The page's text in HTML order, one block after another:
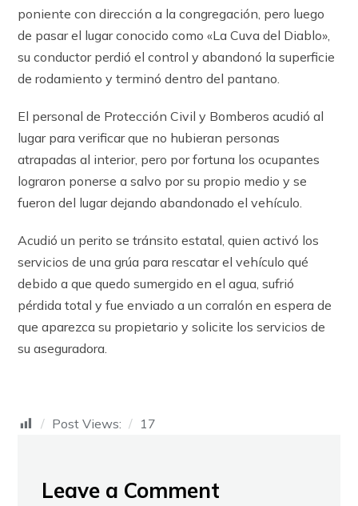
poniente con dirección a la congregación, pero luego
de pasar el lugar conocido como «La Cuva del Diablo»,
su conductor perdió el control y abandonó la superficie
de rodamiento y terminó dentro del pantano.
El personal de Protección Civil y Bomberos acudió al
lugar para verificar que no hubieran personas
atrapadas al interior, pero por fortuna los ocupantes
lograron ponerse a salvo por su propio medio y se
fueron del lugar dejando abandonado el vehículo.
Acudió un perito se tránsito estatal, quien activó los
servicios de una grúa para rescatar el vehículo qué
debido a que quedo sumergido en el agua, sufrió
pérdida total y fue enviado a un corralón en espera de
que aparezca su propietario y solicite los servicios de
su aseguradora.
Post Views: 17
Leave a Comment